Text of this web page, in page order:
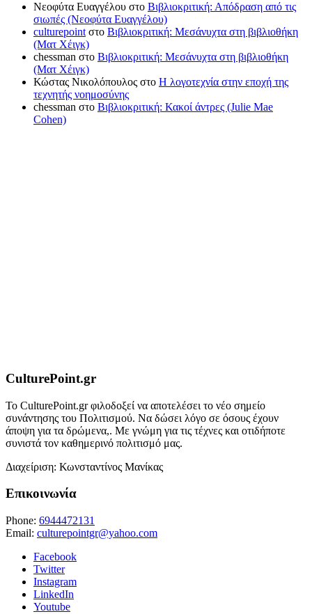
Νεοφύτα Ευαγγέλου στο Βιβλιοκριτική: Απόδραση από τις
σιωπές (Νεοφύτα Ευαγγέλου)
culturepoint στο Βιβλιοκριτική: Μεσάνυχτα στη βιβλιοθήκη
(Ματ Χέιγκ)
chessman στο Βιβλιοκριτική: Μεσάνυχτα στη βιβλιοθήκη
(Ματ Χέιγκ)
Κώστας Νικολόπουλος στο Η λογοτεχνία στην εποχή της
τεχνητής νοημοσύνης
chessman στο Βιβλιοκριτική: Κακοί άντρες (Julie Mae
Cohen)
CulturePoint.gr
Το CulturePoint.gr φιλοδοξεί να αποτελέσει το νέο σημείο
συνάντησης του Πολιτισμού. Να δώσει λόγο σε όσους έχουν
άποψη για τα δρώμενα,. Με γνώμη για τις τέχνες και οτιδήποτε
συνιστά τον καθημερινό πολιτισμό μας.
Διαχείριση: Κωνσταντίνος Μανίκας
Επικοινωνία
Phone: 6944472131
Email: culturepointgr@yahoo.com
Facebook
Twitter
Instagram
LinkedIn
Youtube